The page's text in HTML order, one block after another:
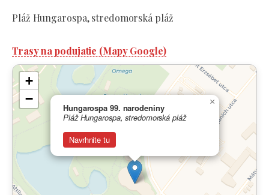
Pláž Hungarospa, stredomorská pláž
Trasy na podujatie (Mapy Google)
Hungarospa 99. narodeniny
Pláž Hungarospa, stredomorská pláž
Navrhnite tu
×
+
−